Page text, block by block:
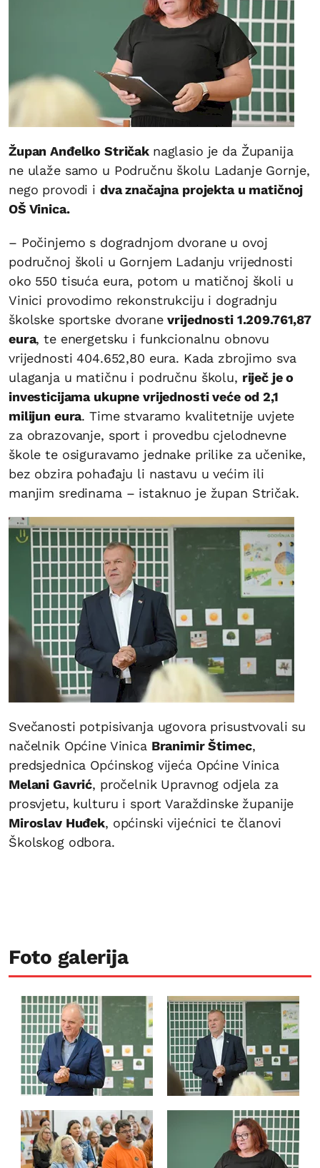
Župan Anđelko Stričak naglasio je da Županija
ne ulaže samo u Područnu školu Ladanje Gornje,
nego provodi i dva značajna projekta u matičnoj
OŠ Vinica.
– Počinjemo s dogradnjom dvorane u ovoj
područnoj školi u Gornjem Ladanju vrijednosti
oko 550 tisuća eura, potom u matičnoj školi u
Vinici provodimo rekonstrukciju i dogradnju
školske sportske dvoranevrijednosti 1.209.761,87
eura, te energetsku i funkcionalnu obnovu
vrijednosti 404.652,80 eura. Kada zbrojimo sva
ulaganja u matičnu i područnu školu, riječ je o
investicijama ukupne vrijednosti veće od 2,1
milijun eura. Time stvaramo kvalitetnije uvjete
za obrazovanje, sport i provedbu cjelodnevne
škole te osiguravamo jednake prilike za učenike,
bez obzira pohađaju li nastavu u većim ili
manjim sredinama – istaknuo je župan Stričak.
Svečanosti potpisivanja ugovora prisustvovali su
načelnik Općine Vinica Branimir Štimec,
predsjednica Općinskog vijeća Općine Vinica
Melani Gavrić, pročelnik Upravnog odjela za
prosvjetu, kulturu i sport Varaždinske županije
Miroslav Huđek, općinski vijećnici te članovi
Školskog odbora.
Foto galerija